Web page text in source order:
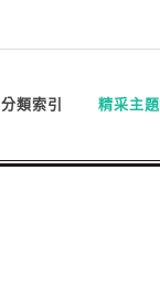
分類索引 精采主題